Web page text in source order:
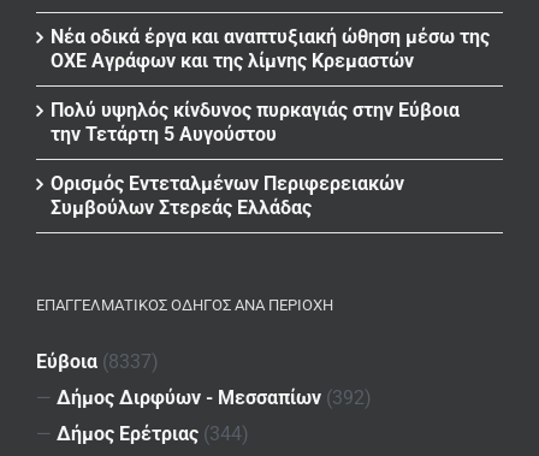
Νέα οδικά έργα και αναπτυξιακή ώθηση μέσω της
ΟΧΕ Αγράφων και της λίμνης Κρεμαστών
Πολύ υψηλός κίνδυνος πυρκαγιάς στην Εύβοια
την Τετάρτη 5 Αυγούστου
Ορισμός Εντεταλμένων Περιφερειακών
Συμβούλων Στερεάς Ελλάδας
ΕΠΑΓΓΕΛΜΑΤΙΚΌΣ ΟΔΗΓΌΣ ΑΝΆ ΠΕΡΙΟΧΉ
Εύβοια (8337)
— Δήμος Διρφύων - Μεσσαπίων (392)
— Δήμος Ερέτριας (344)